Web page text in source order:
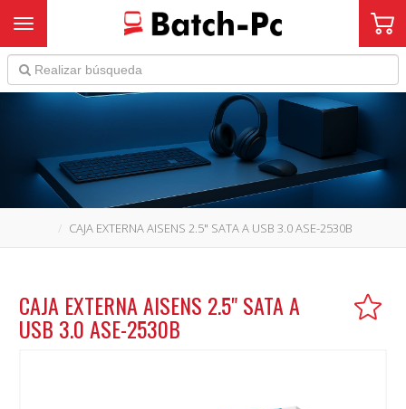
Toggle navigation
CAJA EXTERNA AISENS 2.5" SATA A USB 3.0 ASE-2530B
CAJA EXTERNA AISENS 2.5" SATA A
USB 3.0 ASE-2530B